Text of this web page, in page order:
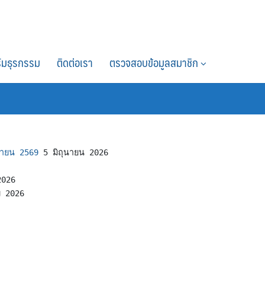
ธุรกรรม ติดต่อเรา ตรวจสอบข้อมูลสมาชิก
ยน 2569 5 มิถุนายน 2026
2026